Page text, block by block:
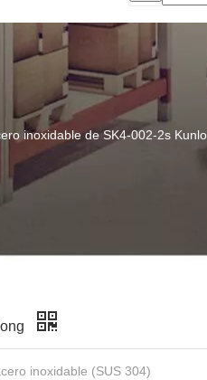
inoxidable de SK4-002-2s
inoxidable (SUS 304)